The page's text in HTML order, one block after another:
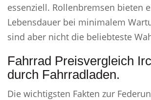
essenziell. Rollenbremsen bieten
Lebensdauer bei minimalem
sind aber nicht die beliebteste
Fahrrad Preisvergleich
durch Fahrradladen.
Die wichtigsten Fakten zur